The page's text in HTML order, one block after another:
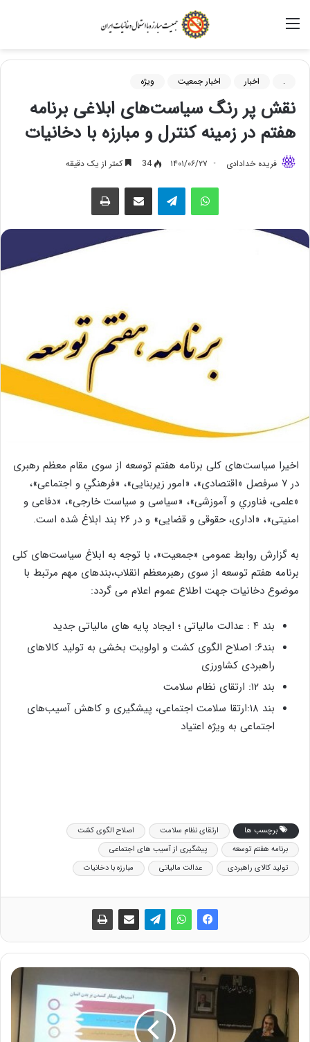
. اخبار اخبار جمعیت ویژه
نقش پر رنگ سیاست‌های ابلاغی برنامه
هفتم در زمینه کنترل و مبارزه با دخانیات
فریده خدادادی ۱۴۰۱/۰۶/۲۷ 34 کمتر از یک دقیقه
واتس آپ اشتراک گذاری از طریق ایمیل
اخیرا سیاست‌های کلی برنامه هفتم توسعه از سوی مقام معظم رهبری
در ۷ سرفصل «اقتصادی»، «امور زيربنايی»، «فرهنگي و اجتماعی»،
«علمی، فناوري و آموزشی»، «سياسی و سياست خارجی»، «دفاعی و
امنيتی»، «اداری، حقوقی و قضايی» و در ۲۶ بند ابلاغ شده است.
به گزارش روابط عمومی «جمعیت»، با توجه به ابلاغ سیاست‌های کلی
برنامه هفتم توسعه از سوی رهبرمعظم انقلاب،بندهای مهم مرتبط با
موضوع دخانیات جهت اطلاع عموم اعلام می گردد:
بند ۴ : عدالت مالیاتی ؛ ایجاد پایه های مالیاتی جدید
بند۶: اصلاح الگوی کشت و اولویت بخشی به تولید کالاهای
راهبردی کشاورزی
بند ۱۲: ارتقای نظام سلامت
بند ۱۸:ارتقا سلامت اجتماعی، پیشگیری و کاهش آسیب‌های
اجتماعی به ویژه اعتیاد
برچسب ها ارتقای نظام سلامت
اصلاح الگوی کشت
برنامه هفتم توسعه
پیشگیری از آسیب های اجتماعی
تولید کالای راهبردی
عدالت مالیاتی مبارزه با دخانیات